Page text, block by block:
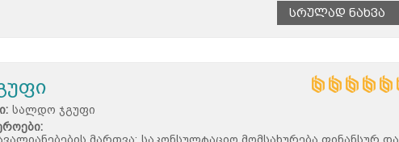
Სრულად Ნახვა
სალდო ჯგუფი